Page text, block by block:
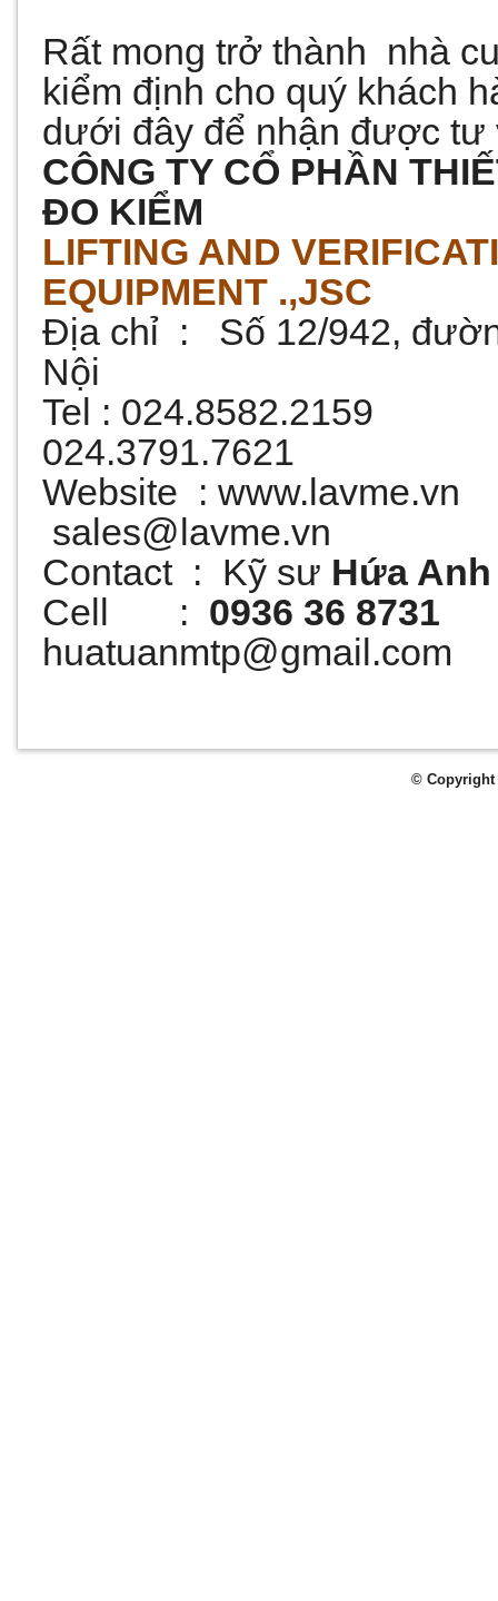
Rất mong trở thành nhà
kiểm định cho quý khách
dưới đây để nhận được tư
CÔNG TY CỔ PHẦN
ĐO KIỂM
LIFTING AND
EQUIPMENT .,JSC
Địa chỉ : Số 12/942,
Nội
Tel : 024.8582.2159
024.3791.7621
Website :www.lavme.vn
sales@lavme.vn
Contact : Kỹ sư Hứa Anh
Cell : 0936 36 8731
huatuanmtp@gmail.com
© Copyright